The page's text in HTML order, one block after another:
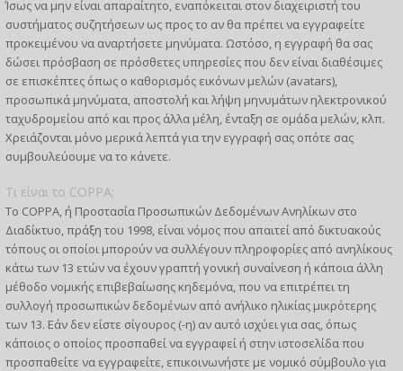
Ίσως να μην είναι απαραίτητο, εναπόκειται στον διαχειριστή του
συστήματος συζητήσεων ως προς το αν θα πρέπει να εγγραφείτε
προκειμένου να αναρτήσετε μηνύματα. Ωστόσο, η εγγραφή θα σας
δώσει πρόσβαση σε πρόσθετες υπηρεσίες που δεν είναι διαθέσιμες
σε επισκέπτες όπως ο καθορισμός εικόνων μελών (avatars),
προσωπικά μηνύματα, αποστολή και λήψη μηνυμάτων ηλεκτρονικού
ταχυδρομείου από και προς άλλα μέλη, ένταξη σε ομάδα μελών, κλπ.
Χρειάζονται μόνο μερικά λεπτά για την εγγραφή σας οπότε σας
συμβουλεύουμε να το κάνετε.
Τι είναι το COPPA;
Το COPPA, ή Προστασία Προσωπικών Δεδομένων Ανηλίκων στο
Διαδίκτυο, πράξη του 1998, είναι νόμος που απαιτεί από δικτυακούς
τόπους οι οποίοι μπορούν να συλλέγουν πληροφορίες από ανηλίκους
κάτω των 13 ετών να έχουν γραπτή γονική συναίνεση ή κάποια άλλη
μέθοδο νομικής επιβεβαίωσης κηδεμόνα, που να επιτρέπει τη
συλλογή προσωπικών δεδομένων από ανήλικο ηλικίας μικρότερης
των 13. Εάν δεν είστε σίγουρος (-η) αν αυτό ισχύει για σας, όπως
κάποιος ο οποίος προσπαθεί να εγγραφεί ή στην ιστοσελίδα που
προσπαθείτε να εγγραφείτε, επικοινωνήστε με νομικό σύμβουλο για